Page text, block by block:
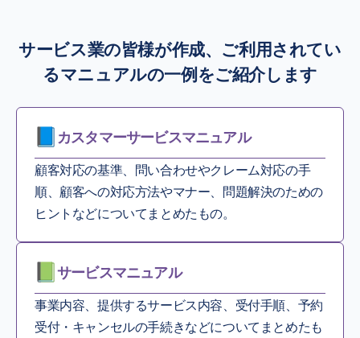
サービス業の皆様が作成、ご利用されてい
るマニュアルの一例をご紹介します
カスタマーサービスマニュアル
顧客対応の基準、問い合わせやクレーム対応の手
順、顧客への対応方法やマナー、問題解決のための
ヒントなどについてまとめたもの。
サービスマニュアル
事業内容、提供するサービス内容、受付手順、予約
受付・キャンセルの手続きなどについてまとめたも